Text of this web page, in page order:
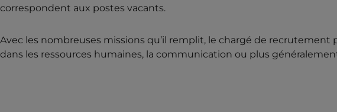
correspondent aux postes vacants.
Avec les nombreuses missions qu’il remplit, le chargé de recrutement
dans les ressources humaines, la communication ou plus